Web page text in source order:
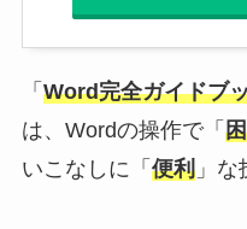
「 Word完全ガイドブ
は、Wordの操作で「
いこなしに「 便利」な